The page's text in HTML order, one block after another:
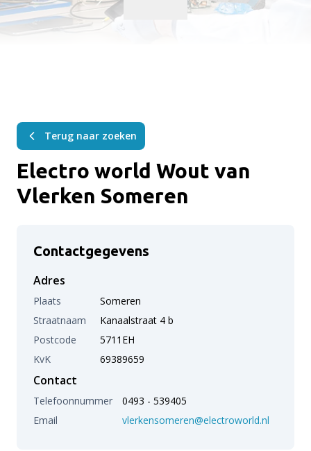
Terug naar zoeken
Electro world Wout van
Vlerken Someren
Contactgegevens
Adres
Plaats
Someren
Straatnaam
Kanaalstraat 4 b
Postcode
5711EH
KvK
69389659
Contact
Telefoonnummer
0493 - 539405
Email
vlerkensomeren@electroworld.nl